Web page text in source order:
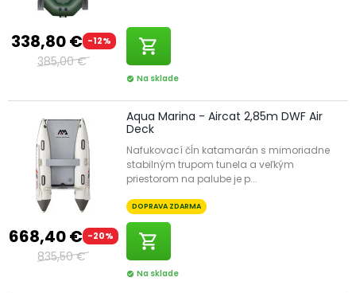
338,80 € -12%
385,00 €
shopping_cart
check_circle Na sklade
668,40 € -20%
835,50 €
Aqua Marina - Aircat 2,85m DWF Air
Deck
Nafukovací čĺn katamarán s mimoriadne
stabilným trupom tunela a veľkým
priestorom na palube je p...
DOPRAVA ZDARMA
shopping_cart
check_circle Na sklade